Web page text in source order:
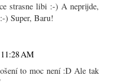
strasne libi :-) A neprijde,
) Super, Baru!
AM
to moc není :D Ale tak